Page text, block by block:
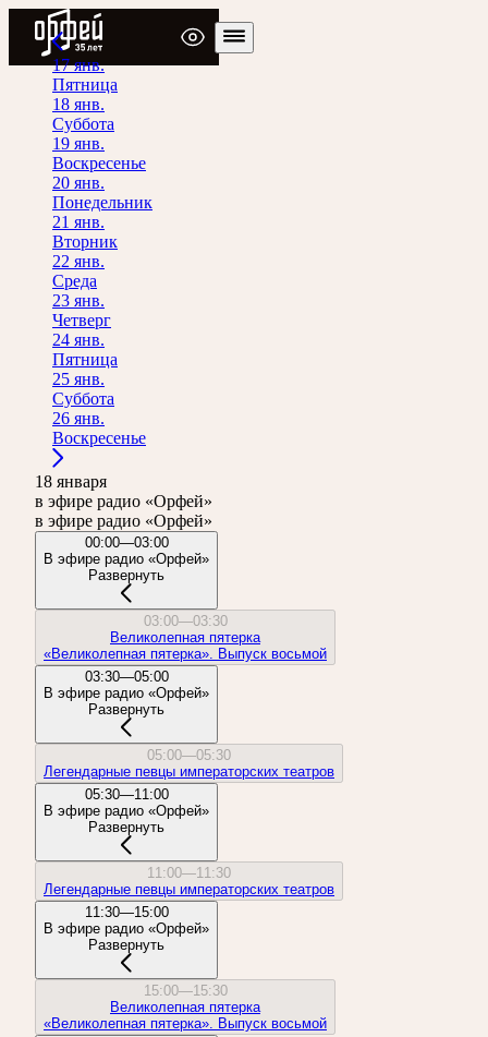
Радио Орфей
17 янв.
Пятница
18 янв.
Суббота
19 янв.
Воскресенье
20 янв.
Понедельник
21 янв.
Вторник
22 янв.
Среда
23 янв.
Четверг
24 янв.
Пятница
25 янв.
Суббота
26 янв.
Воскресенье
18 января
в эфире радио «Орфей»
в эфире радио «Орфей»
00:00—03:00
В эфире радио «Орфей»
Развернуть
03:00—03:30
Великолепная пятерка
«Великолепная пятерка». Выпуск восьмой
03:30—05:00
В эфире радио «Орфей»
Развернуть
05:00—05:30
Легендарные певцы императорских театров
05:30—11:00
В эфире радио «Орфей»
Развернуть
11:00—11:30
Легендарные певцы императорских театров
11:30—15:00
В эфире радио «Орфей»
Развернуть
15:00—15:30
Великолепная пятерка
«Великолепная пятерка». Выпуск восьмой